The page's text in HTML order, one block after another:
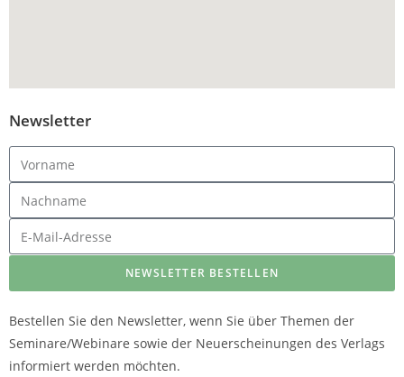
Newsletter
NEWSLETTER BESTELLEN
Bestellen Sie den Newsletter, wenn Sie über Themen der
Seminare/Webinare sowie der Neuerscheinungen des Verlags
informiert werden möchten.